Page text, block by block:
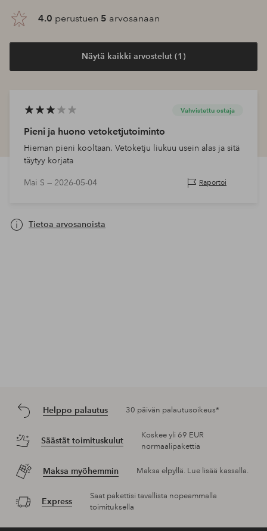
4.0 perustuen 5 arvosanaan
Näytä kaikki arvostelut (1)
Vahvistettu ostaja
Pieni ja huono vetoketjutoiminto
Hieman pieni kooltaan. Vetoketju liukuu usein alas ja sitä
täytyy korjata
Mai S — 2026-05-04 Raportoi
Tietoa arvosanoista
Helppo palautus 30 päivän palautusoikeus*
Säästät toimituskulut
Koskee yli 69 EUR
normaalipakettia
Maksa myöhemmin Maksa elpyllä. Lue lisää kassalla.
Express
Saat pakettisi tavallista nopeammalla
toimituksella